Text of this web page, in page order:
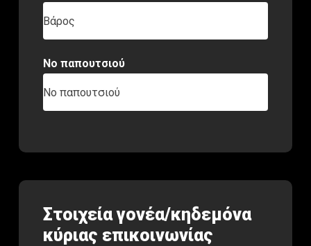
Βάρος
Νο παπουτσιού
Νο παπουτσιού
Στοιχεία γονέα/κηδεμόνα
κύριας επικοινωνίας